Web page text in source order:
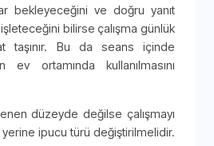
bekleyeceğini ve doğru yanıt
bilirse çalışma günlük
taşınır. Bu da seans içinde
ev ortamında kullanılmasını
düzeyde değilse çalışmayı
ipucu türü değiştirilmelidir.